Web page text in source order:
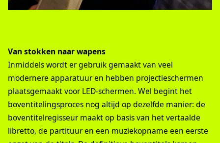
Van stokken naar wapens
Inmiddels wordt er gebruik gemaakt van veel
modernere apparatuur en hebben projectieschermen
plaatsgemaakt voor LED-schermen. Wel begint het
boventitelingsproces nog altijd op dezelfde manier: de
boventitelregisseur maakt op basis van het vertaalde
libretto, de partituur en een muziekopname een eerste